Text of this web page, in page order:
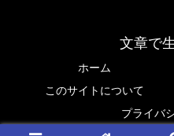
文章で
ホーム
このサイトについて
プライバ